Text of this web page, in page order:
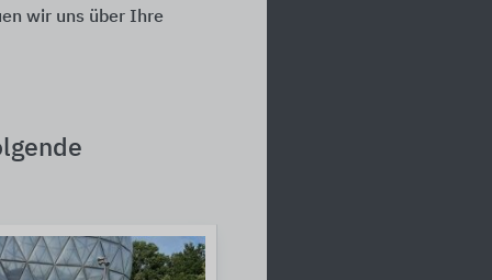
wir uns über Ihre